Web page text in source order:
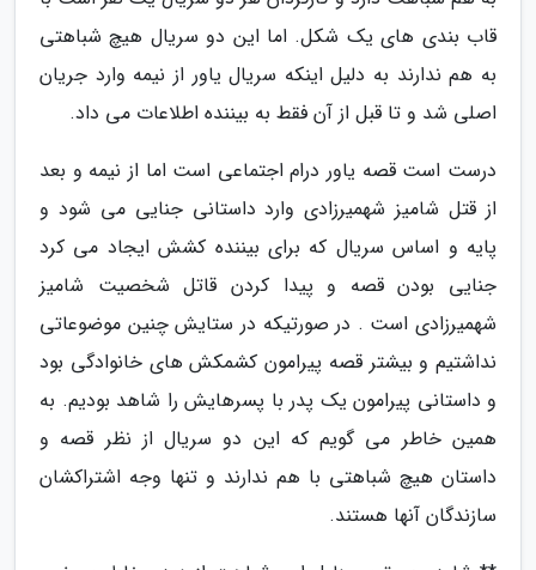
قاب بندی های یک شکل. اما این دو سریال هیچ شباهتی
به هم ندارند به دلیل اینکه سریال یاور از نیمه وارد جریان
اصلی شد و تا قبل از آن فقط به بیننده اطلاعات می داد.
درست است قصه یاور درام اجتماعی است اما از نیمه و بعد
از قتل شامیز شهمیرزادی وارد داستانی جنایی می شود و
پایه و اساس سریال که برای بیننده کشش ایجاد می کرد
جنایی بودن قصه و پیدا کردن قاتل شخصیت شامیز
شهمیرزادی است . در صورتیکه در ستایش چنین موضوعاتی
نداشتیم و بیشتر قصه پیرامون کشمکش های خانوادگی بود
و داستانی پیرامون یک پدر با پسرهایش را شاهد بودیم. به
همین خاطر می گویم که این دو سریال از نظر قصه و
داستان هیچ شباهتی با هم ندارند و تنها وجه اشتراکشان
سازندگان آنها هستند.